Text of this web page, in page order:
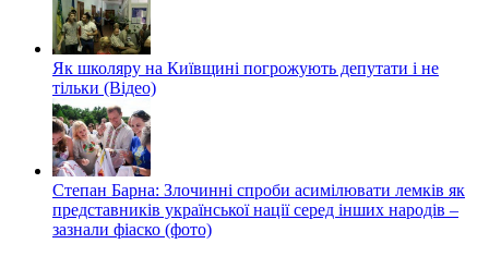
Як школяру на Київщині погрожують депутати і не
тільки (Відео)
Степан Барна: Злочинні спроби асимілювати лемків як
представників української нації серед інших народів –
зазнали фіаско (фото)